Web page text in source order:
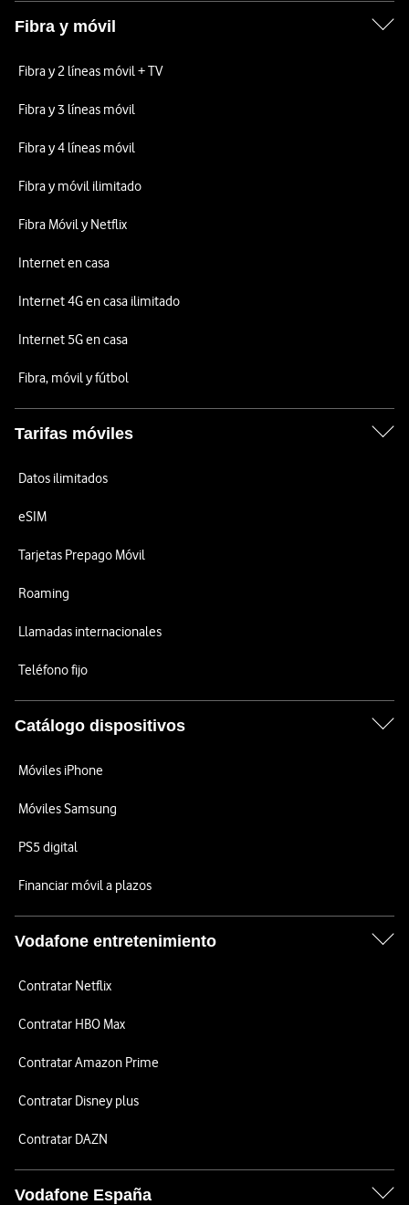
Fibra y móvil
Fibra y 2 líneas móvil + TV
Fibra y 3 líneas móvil
Fibra y 4 líneas móvil
Fibra y móvil ilimitado
Fibra Móvil y Netflix
Internet en casa
Internet 4G en casa ilimitado
Internet 5G en casa
Fibra, móvil y fútbol
Tarifas móviles
Datos ilimitados
eSIM
Tarjetas Prepago Móvil
Roaming
Llamadas internacionales
Teléfono fijo
Catálogo dispositivos
Móviles iPhone
Móviles Samsung
PS5 digital
Financiar móvil a plazos
Vodafone entretenimiento
Contratar Netflix
Contratar HBO Max
Contratar Amazon Prime
Contratar Disney plus
Contratar DAZN
Vodafone España